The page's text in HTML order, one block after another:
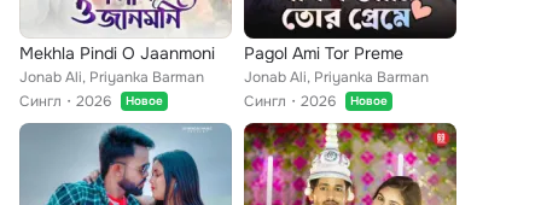
Mekhla Pindi O Jaanmoni
Jonab Ali, Priyanka Barman
Сингл
2026 Новое
Pagol Ami Tor Preme
Jonab Ali, Priyanka Barman
Сингл
2026 Новое